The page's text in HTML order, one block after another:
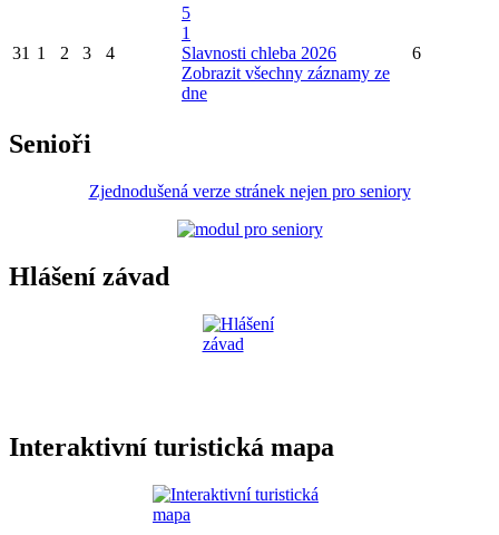
31 1 2 3 4
5
1
Slavnosti chleba 2026
Zobrazit všechny záznamy ze
dne
6
Senioři
Zjednodušená verze stránek nejen pro seniory
Hlášení závad
Interaktivní turistická mapa